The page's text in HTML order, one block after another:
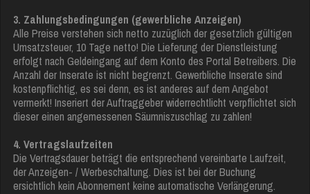
3. Zahlungsbedingungen (gewerbliche Anzeigen)
Alle Preise verstehen sich netto zuzüglich der gesetzlich gültigen
Umsatzsteuer, 10 Tage netto! Die Lieferung der Dienstleistung
erfolgt nach Geldeingang auf dem Konto des Portal Betreibers. Die
Anzahl der Inserate ist nicht begrenzt. Gewerbliche Inserate sind
kostenpflichtig, es sei denn, es ist anderes auf dem Angebot
vermerkt! Inseriert der Auftraggeber widerrechtlicht verpflichtet sich
dieser einen angemessenen Säumniszuschlag zu zahlen!
4. Vertragslaufzeiten
Die Vertragsdauer beträgt die entsprechend vereinbarte Laufzeit,
der Anzeigen- / Werbeschaltung. Dies ist bei der Buchung
ersichtlich kein Abonnement keine automatische Verlängerung.